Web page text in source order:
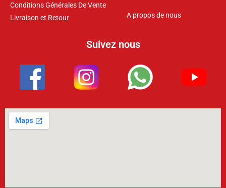
Conditions Générales De Vente
Livraison et Retour
A propos de nous
Suivez nous